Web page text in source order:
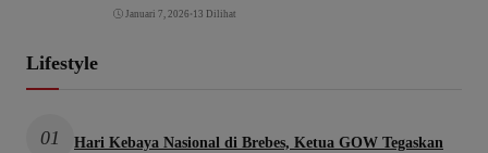
Januari 7, 2026 • 13 Dilihat
Lifestyle
01
Hari Kebaya Nasional di Brebes, Ketua GOW Tegaskan